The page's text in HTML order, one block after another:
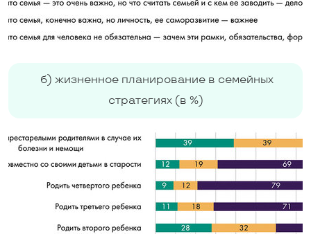
б) жизненное планирование в семейных
стратегиях (в %)